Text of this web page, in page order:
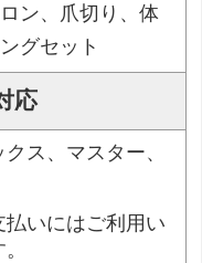
ン、爪切り、体
グセット
応
ス、マスター、
いにはご利用い